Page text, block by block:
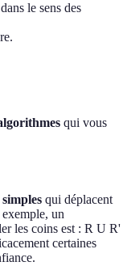
le sens des
qui vous
qui déplacent
exemple, un
les coins est : R U R'
certaines